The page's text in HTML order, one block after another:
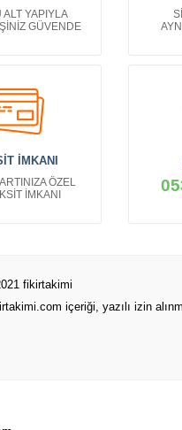
ALT YAPIYLA
GÜVENDE
İMKANI
ÖZEL
İMKANI
fikirtakimi
içeriği, yazılı izin